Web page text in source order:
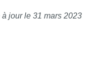
jour le 31 mars 2023